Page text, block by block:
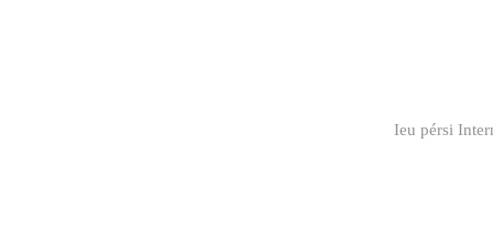
Ieu pérsi